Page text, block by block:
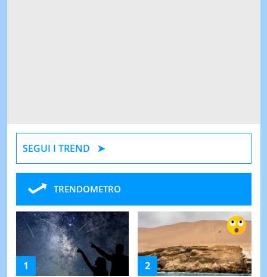
SEGUI I TREND
TRENDOMETRO